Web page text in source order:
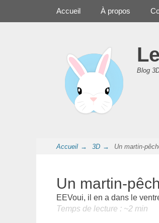
Blog
Premier Menu
Accueil À propos
Accueil → 3D → Un martin-
Un martin-
EEVoui, il en a dans le
Temps de lecture : ~2 min